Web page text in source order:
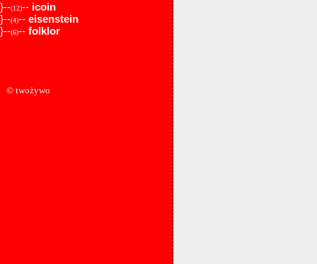
}--(12)-- icoin
}--(4)-- eisenstein
}--(6)-- folklor
© twożywo